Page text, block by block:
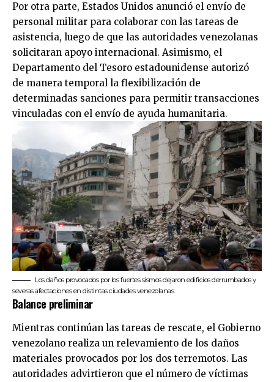
Por otra parte, Estados Unidos anunció el envío de
personal militar para colaborar con las tareas de
asistencia, luego de que las autoridades venezolanas
solicitaran apoyo internacional. Asimismo, el
Departamento del Tesoro estadounidense autorizó
de manera temporal la flexibilización de
determinadas sanciones para permitir transacciones
vinculadas con el envío de ayuda humanitaria.
Los daños provocados por los fuertes sismos dejaron edificios derrumbados y
severas afectaciones en distintas ciudades venezolanas.
Balance preliminar
Mientras continúan las tareas de rescate, el Gobierno
venezolano realiza un relevamiento de los daños
materiales provocados por los dos terremotos. Las
autoridades advirtieron que el número de víctimas